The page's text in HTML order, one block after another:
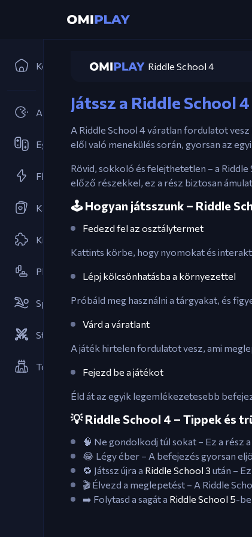
Kezdőlap
Arcade játékok
Együttműködő
Flash Játékok
Kártyajátékok
Kirakó
Platformjáték
Sport
Stratégiák
Toronyvédelem
Riddle School 4
Játssz a Riddle School
A Riddle School 4 váratlan fordulatot
elől való menekülés során, gyorsan az
Rövid, sokkoló és felejthetetlen – a
előző részekkel, ez a rész biztosan
🕹️ Hogyan játsszunk – Riddle
Fedezd fel az osztálytermet
Kattints körbe, hogy nyomokat és
Lépj kölcsönhatásba a környezettel
Próbáld meg használni a tárgyakat, és
Várd a váratlant
A játék hirtelen fordulatot vesz, ami
Fejezd be a játékot
Éld át az egyik legemlékezetesebb
💡 Riddle School 4 – Tippek és
🧠 Ne gondolkodj túl sokat – Ez a
😂 Légy éber – A befejezés gyorsan
🔁 Játssz újra a Riddle School 3 után –
🎬 Élvezd a meglepetést – A Riddle
➡️ Folytasd a sagát a Riddle School 5-